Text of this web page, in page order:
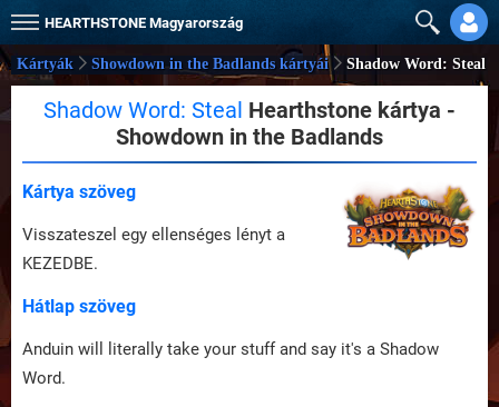
HEARTHSTONE Magyarország
Kártyák Showdown in the Badlands kártyái Shadow Word: Steal
Shadow Word: Steal Hearthstone kártya -
Showdown in the Badlands
Kártya szöveg
Visszateszel egy ellenséges lényt a
KEZEDBE.
Hátlap szöveg
Anduin will literally take your stuff and say it's a Shadow
Word.